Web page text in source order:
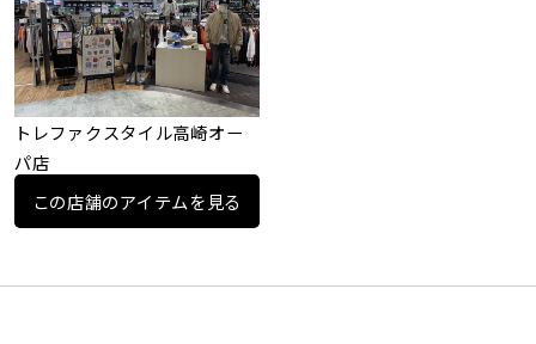
トレファクスタイル高崎オー
パ店
この店舗のアイテムを見る